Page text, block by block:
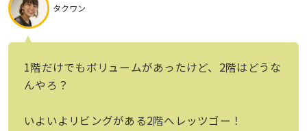
タクワン
1階だけでもボリュームがあったけど、2階はどうな
んやろ？
いよいよリビングがある2階へレッツゴー！